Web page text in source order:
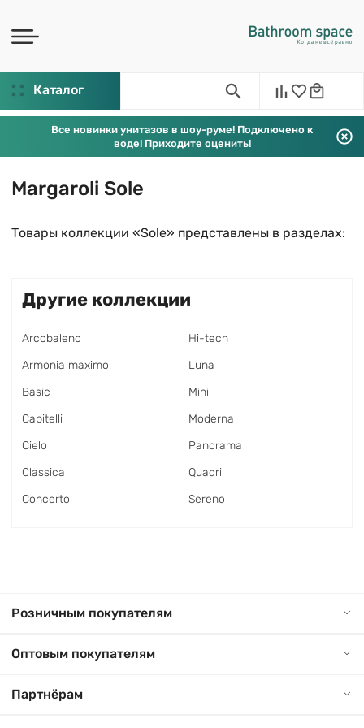
Каталог
Все новинки унитазов в шоу-руме! Подключено к
воде! Приходите оценить!
Margaroli Sole
Товары коллекции «Sole» представлены в разделах:
Другие коллекции
Arcobaleno
Armonia maximo
Basic
Capitelli
Cielo
Classica
Concerto
Hi-tech
Luna
Mini
Moderna
Panorama
Quadri
Sereno
Розничным покупателям
Оптовым покупателям
Партнёрам